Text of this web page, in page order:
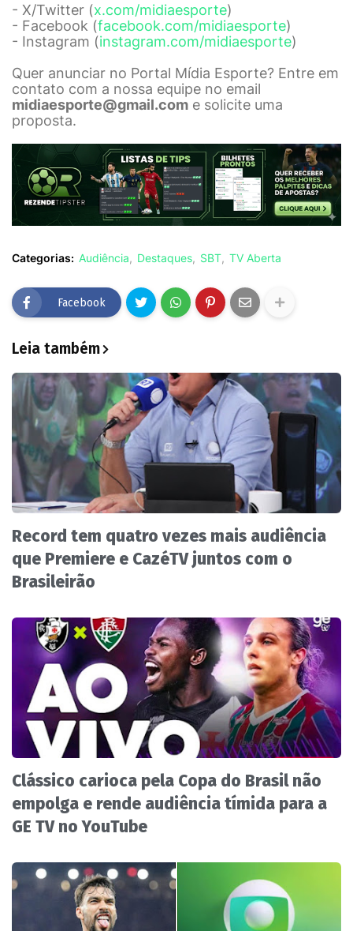
- X/Twitter (x.com/midiaesporte)
- Facebook (facebook.com/midiaesporte)
- Instagram (instagram.com/midiaesporte)
Quer anunciar no Portal Mídia Esporte? Entre em
contato com a nossa equipe no email
midiaesporte@gmail.com e solicite uma
proposta.
Categorias: Audiência Destaques SBT TV Aberta
Facebook
Leia também
Record tem quatro vezes mais audiência
que Premiere e CazéTV juntos com o
Brasileirão
Clássico carioca pela Copa do Brasil não
empolga e rende audiência tímida para a
GE TV no YouTube